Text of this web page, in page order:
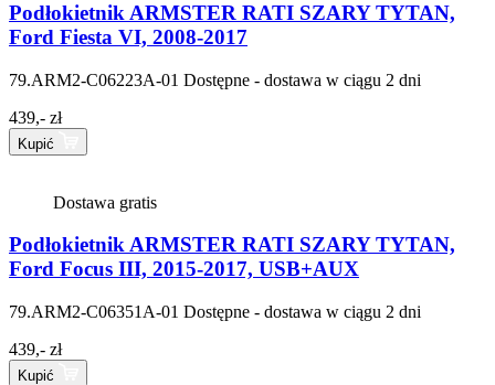
Podłokietnik ARMSTER RATI SZARY TYTAN,
Ford Fiesta VI, 2008-2017
79.ARM2-C06223A-01 Dostępne - dostawa w ciągu 2 dni
439,- zł
Kupić
Dostawa gratis
Podłokietnik ARMSTER RATI SZARY TYTAN,
Ford Focus III, 2015-2017, USB+AUX
79.ARM2-C06351A-01 Dostępne - dostawa w ciągu 2 dni
439,- zł
Kupić